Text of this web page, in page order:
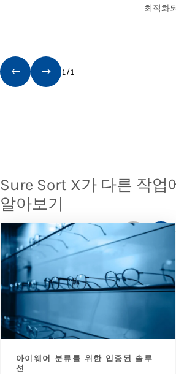
최적화
1/1
Sure Sort X가 다른 작업
알아보기
아이웨어 분류를 위한 입증된 솔루
션